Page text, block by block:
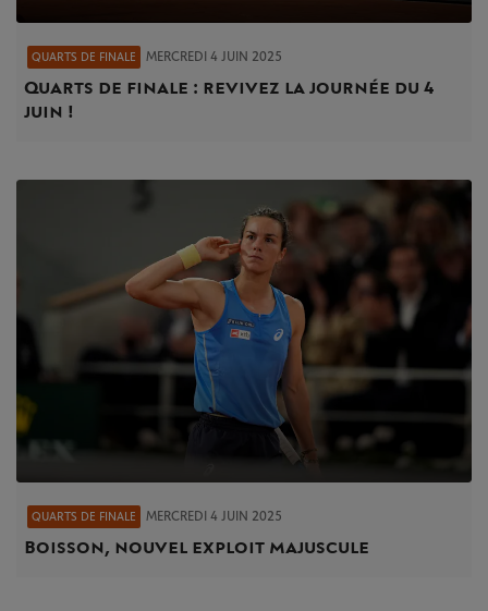
QUARTS DE FINALE MERCREDI 4 JUIN 2025
Quarts de finale : revivez la journée du 4
juin !
QUARTS DE FINALE MERCREDI 4 JUIN 2025
Boisson, nouvel exploit majuscule